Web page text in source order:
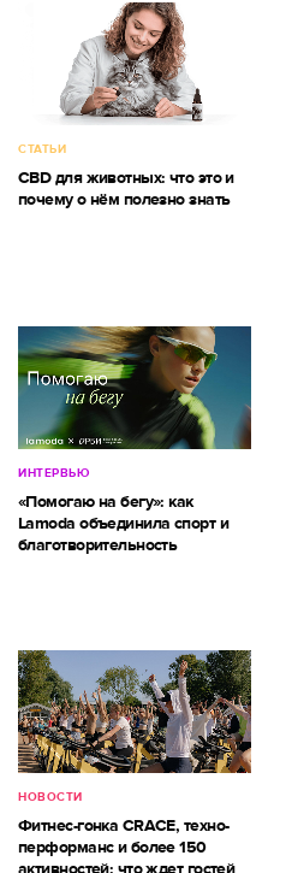
СТАТЬИ
CBD для животных: что это и
почему о нём полезно знать
ИНТЕРВЬЮ
«Помогаю на бегу»: как
Lamoda объединила спорт и
благотворительность
НОВОСТИ
Фитнес-гонка CRACE, техно-
перформанс и более 150
активностей: что ждет гостей